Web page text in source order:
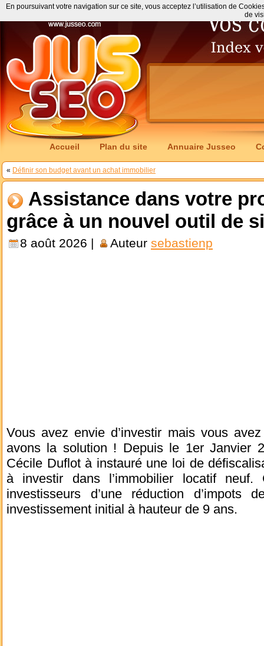
Accueil Plan du site Annuaire Jusseo
« Définir son budget avant un achat immobilier
Assistance dans votre
grâce à un nouvel outil de
8 août 2026 | Auteur sebastienp
Vous avez envie d’investir mais vous
avons la solution ! Depuis le 1er Janvier
Cécile Duflot à instauré une loi de
à investir dans l’immobilier locatif
investisseurs d’une réduction
investissement initial à hauteur de 9 ans.
En poursuivant votre navigation sur ce site, vous acceptez l’utilisation de
de